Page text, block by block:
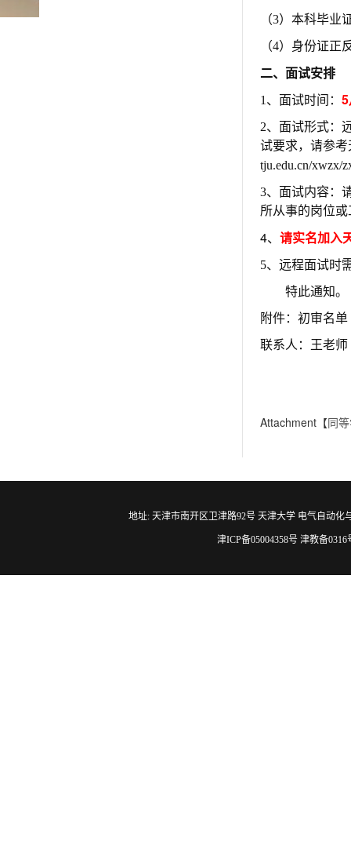
（3）本科毕业
（4）身份证正
二、面试安排
1、面试时间： 5
2、面试形式：
试要求，请参
tju.edu.cn/xwzx/
3、面试内容：
所从事的岗位
4、 请实名加入
5、远程面试时
特此通知。
附件：初审名单
联系人：王
Attachment【同
地址: 天津市南开区卫津路92号 天津大学 电气自动化
津ICP备05004358号 津教备